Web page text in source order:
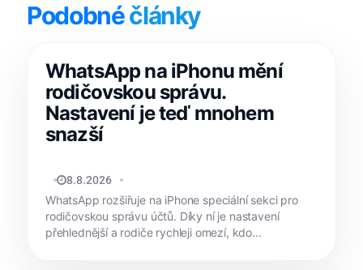
Podobnéčlánky
WhatsApp na iPhonu mění
rodičovskou správu.
Nastavení je teď mnohem
snazší
JAN HOLEŠ
8.8.2026
WhatsApp rozšiřuje na iPhone speciální sekci pro
rodičovskou správu účtů. Díky ní je nastavení
přehlednější a rodiče rychleji omezí, kdo...